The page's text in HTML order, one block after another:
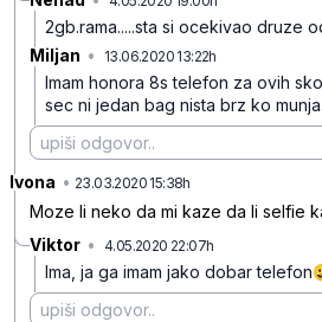
2gb.rama.....sta si ocekivao druze
Miljan • 13.06.2020 13:22h
Imam honora 8s telefon za ovih
sec ni jedan bag nista brz ko
Ivona • 23.03.2020 15:38h
Moze li neko da mi kaze da li selfie
Viktor • 4.05.2020 22:07h
Ima, ja ga imam jako dobar